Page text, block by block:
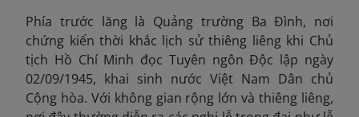
Phía trước lăng là Quảng trường Ba Đình, nơi
chứng kiến thời khắc lịch sử thiêng liêng khi Chủ
tịch Hồ Chí Minh đọc Tuyên ngôn Độc lập ngày
02/09/1945, khai sinh nước Việt Nam Dân chủ
Cộng hòa. Với không gian rộng lớn và thiêng liêng,